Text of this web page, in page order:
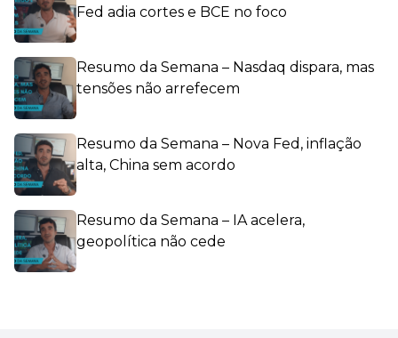
Fed adia cortes e BCE no foco
Resumo da Semana – Nasdaq dispara, mas
tensões não arrefecem
Resumo da Semana – Nova Fed, inflação
alta, China sem acordo
Resumo da Semana – IA acelera,
geopolítica não cede